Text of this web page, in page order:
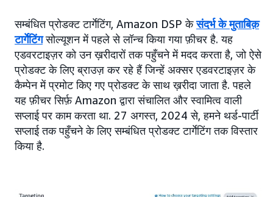
सम्बंधित प्रोडक्ट टार्गेटिंग, Amazon DSP केसंदर्भ के मुताबिक़
टार्गेटिंगसोल्यूशन में पहले से लॉन्च किया गया फ़ीचर है. यह
एडवरटाइज़र को उन ख़रीदारों तक पहुँचने में मदद करता है, जो ऐसे
प्रोडक्ट के लिए ब्राउज़ कर रहे हैं जिन्हें अक्सर एडवरटाइज़र के
कैम्पेन में प्रमोट किए गए प्रोडक्ट के साथ ख़रीदा जाता है. पहले
यह फ़ीचर सिर्फ़ Amazon द्वारा संचालित और स्वामित्व वाली
सप्लाई पर काम करता था. 27 अगस्त, 2024 से, हमने थर्ड-पार्टी
सप्लाई तक पहुँचने के लिए सम्बंधित प्रोडक्ट टार्गेटिंग तक विस्तार
किया है.